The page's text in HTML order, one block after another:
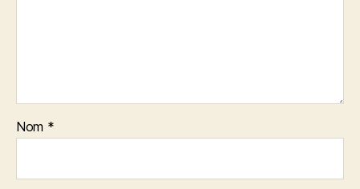
Nom *